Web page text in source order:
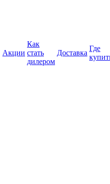
Акции
Как
стать
дилером
Доставка
Где